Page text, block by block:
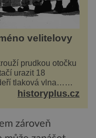
velitelovy
prudkou otočku
urazit 18
tlaková vlna…
jadernou
historyplus.cz
zároveň